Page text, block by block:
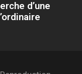
d’une